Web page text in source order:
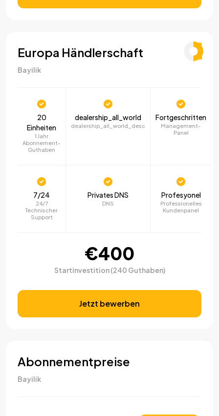
Europa Händlerschaft
Bayilik
20
Einheiten
1 Jahr
Abonnement-
Guthaben
dealership_all_world
dealership_all_world_desc
Fortgeschritten
Management-
Panel
7/24
24/7
Technischer
Support
Privates DNS
DNS
Profesyonel
Professionelles
Kundenpanel
€400
Startinvestition (240 Guthaben)
Jetzt bewerben
Abonnementpreise
Bayilik